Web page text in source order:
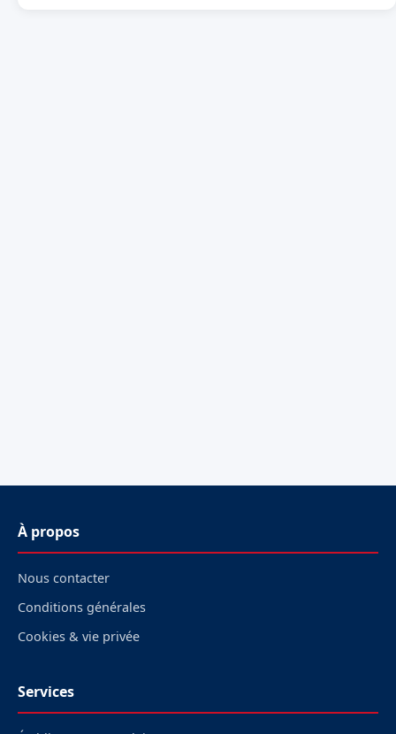
À propos
Nous contacter
Conditions générales
Cookies & vie privée
Services